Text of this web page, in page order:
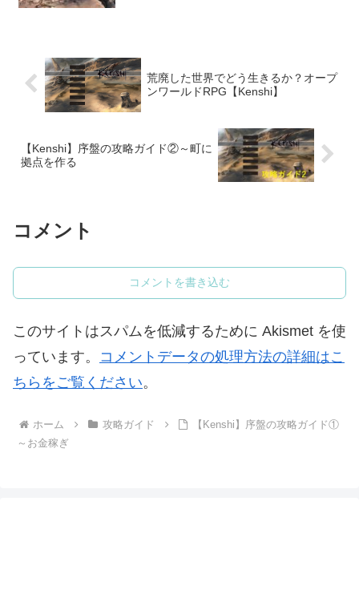
荒廃した世界でどう生きるか？オープ
ンワールドRPG【Kenshi】
【Kenshi】序盤の攻略ガイド②～町に
拠点を作る
コメント
コメントを書き込む
このサイトはスパムを低減するために Akismet を使
っています。 コメントデータの処理方法の詳細はこ
ちらをご覧ください。
ホーム 攻略ガイド
【Kenshi】序盤の攻略ガイド①
～お金稼ぎ